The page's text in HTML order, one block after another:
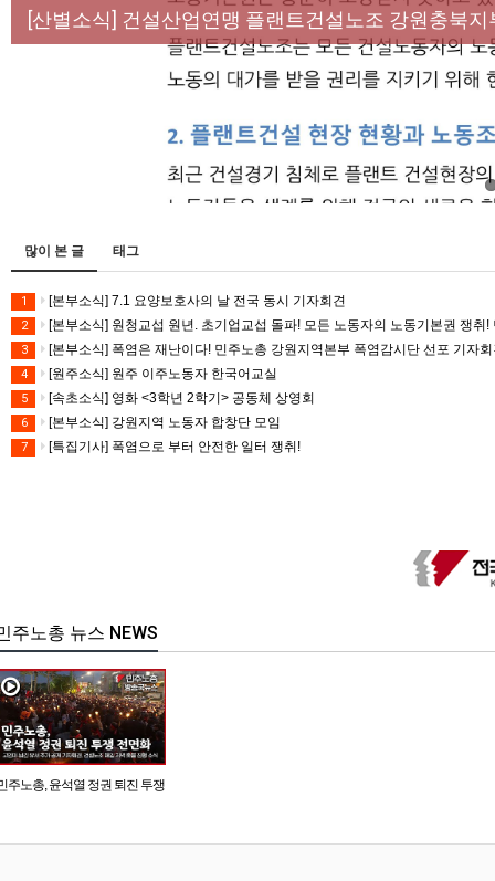
[성명] 막을 수 있었던 죽음, HL만도가 책임져라 : 청
[산별소식] 건설산업연맹 플랜트건설노조 강원충북지
[강릉,속초,원주,춘천] 폭염감시단 사업 이모저모
[조합원☆인터뷰] 서비스연맹 전국학교비정규직노동
[본부소식] 강원지역 노동자 합창단 모임
많이 본 글 태그
1 [본부소식] 7.1 요양보호사의 날 전국 동시 기자회견
2 [본부소식] 원청교섭 원년. 초기업교섭 돌파! 모든 노동자의 노동기본권 쟁취
3 [본부소식] 폭염은 재난이다! 민주노총 강원지역본부 폭염감시단 선포 기자
4 [원주소식] 원주 이주노동자 한국어교실
5 [속초소식] 영화 <3학년 2학기> 공동체 상영회
6 [본부소식] 강원지역 노동자 합창단 모임
7 [특집기사] 폭염으로 부터 안전한 일터 쟁취!
주노총 뉴스 NEWS
주노총, 윤석열 정권 퇴진 투쟁